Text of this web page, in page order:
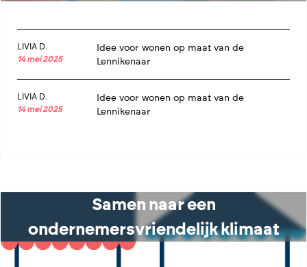
LIVIA D.
14 mei 2025
Idee voor wonen op maat van de
Lennikenaar
LIVIA D.
14 mei 2025
Idee voor wonen op maat van de
Lennikenaar
Samen naar een
ondernemersvriendelijk klimaat